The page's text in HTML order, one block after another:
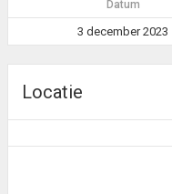
Datum
3 december 2023
Locatie